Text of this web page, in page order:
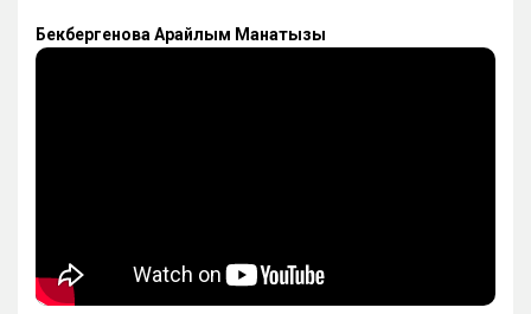
Бекбергенова Арайлым Манатқызы